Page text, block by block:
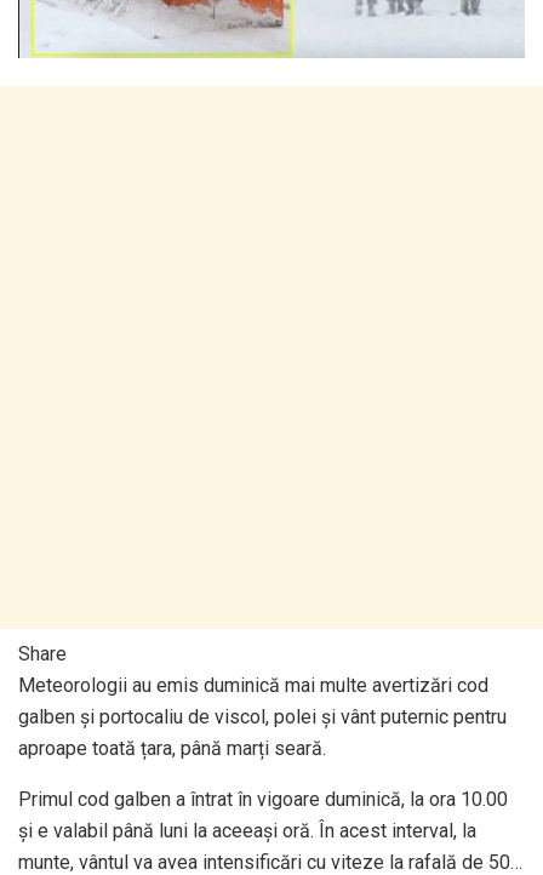
Share
Meteorologii au emis duminică mai multe avertizări cod
galben și portocaliu de viscol, polei și vânt puternic pentru
aproape toată țara, până marți seară.
Primul cod galben a întrat în vigoare duminică, la ora 10.00
și e valabil până luni la aceeași oră. În acest interval, la
munte, vântul va avea intensificări cu viteze la rafală de 50…